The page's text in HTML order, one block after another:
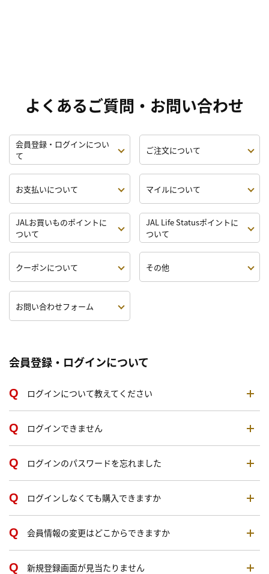
よくあるご質問・お問い合わせ
会員登録・ログインについ
て
ご注文について
お支払いについて マイルについて
JALお買いものポイントに
ついて
JAL Life Statusポイントに
ついて
クーポンについて その他
お問い合わせフォーム
会員登録・ログインについて
ログインについて教えてください
ログインできません
ログインのパスワードを忘れました
ログインしなくても購入できますか
会員情報の変更はどこからできますか
新規登録画面が見当たりません